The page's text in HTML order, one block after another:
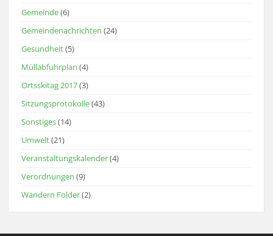
Gemeinde(6)
Gemeindenachrichten (24)
Gesundheit(5)
Müllabfuhrplan (4)
Ortsskitag 2017(3)
Sitzungsprotokolle(43)
Sonstiges(14)
Umwelt(21)
Veranstaltungskalender(4)
Verordnungen (9)
Wandern Folder(2)